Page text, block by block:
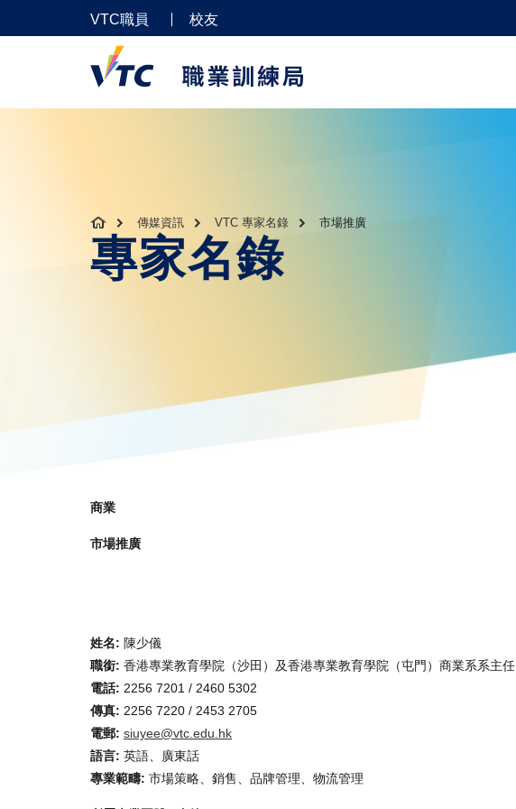
VTC職員 校友
傳媒資訊 VTC 專家名錄 市場推廣
專家名錄
商業
市場推廣
姓名: 陳少儀
職銜: 香港專業教育學院（沙田）及香港專業教育學院（屯門）商業系系主任
電話: 2256 7201 / 2460 5302
傳真: 2256 7220 / 2453 2705
電郵: siuyee@vtc.edu.hk
語言: 英語、廣東話
專業範疇: 市場策略、銷售、品牌管理、物流管理